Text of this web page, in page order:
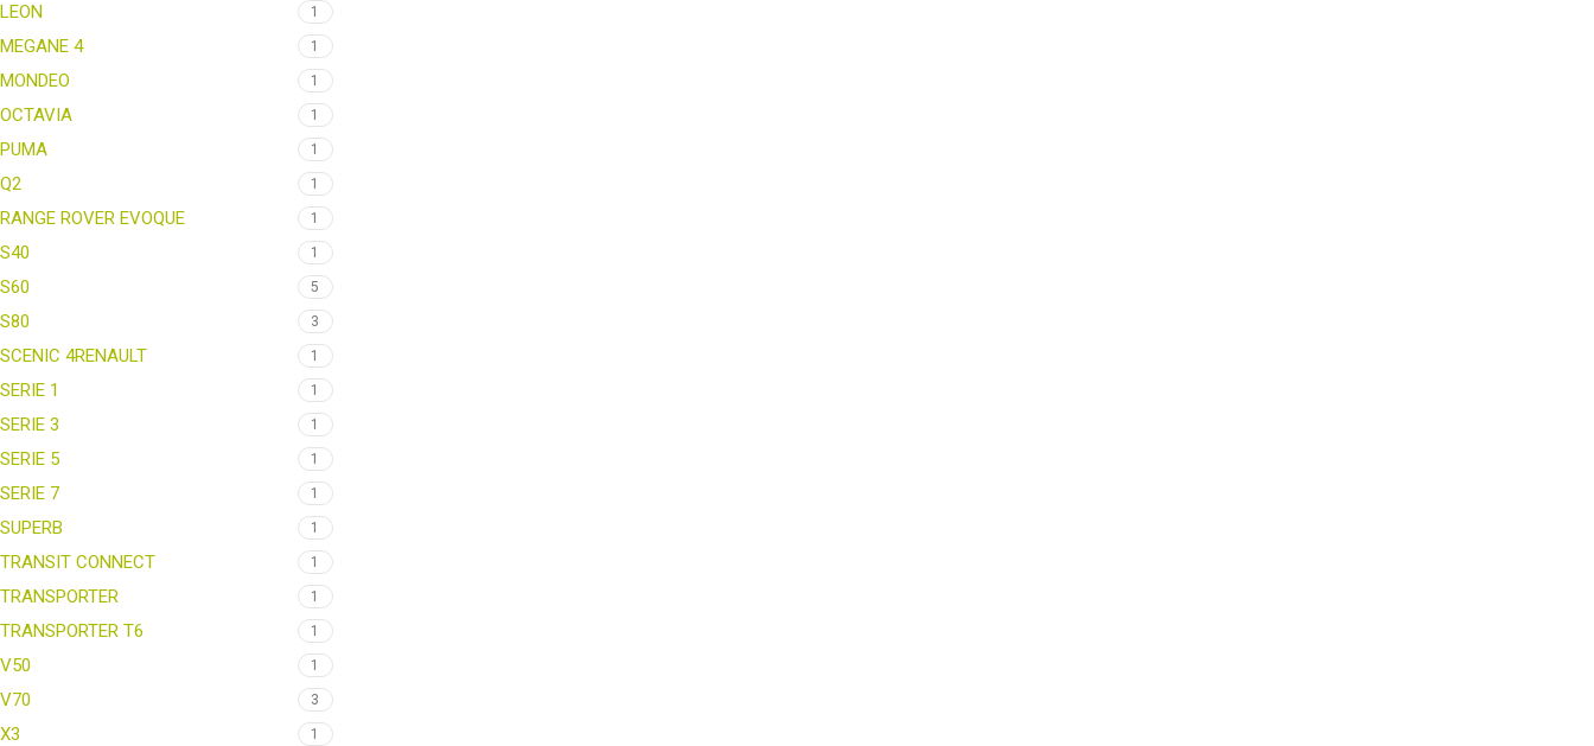
LEON 1
MEGANE 4 1
MONDEO 1
OCTAVIA 1
PUMA 1
Q2 1
RANGE ROVER EVOQUE 1
S40 1
S60 5
S80 3
SCENIC 4RENAULT 1
SERIE 1 1
SERIE 3 1
SERIE 5 1
SERIE 7 1
SUPERB 1
TRANSIT CONNECT 1
TRANSPORTER 1
TRANSPORTER T6 1
V50 1
V70 3
X3 1